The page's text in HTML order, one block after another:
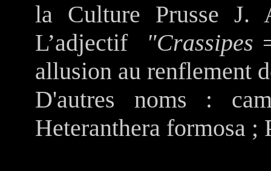
la Culture Prusse J.
L’adjectif
"Crassipes
allusion au renflement
D'autres noms :
Heteranthera formosa ;